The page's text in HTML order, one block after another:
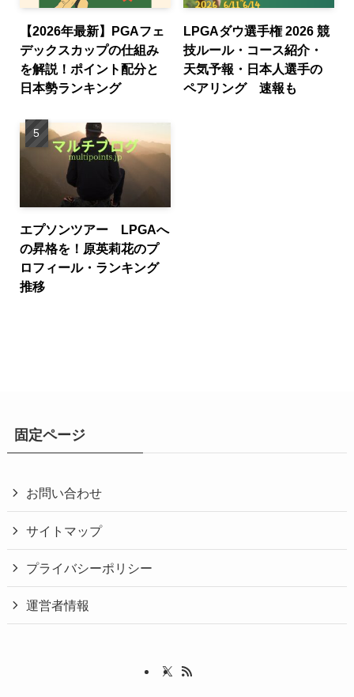
【2026年最新】PGAフェ
デックスカップの仕組み
を解説！ポイント配分と
日本勢ランキング
LPGAダウ選手権 2026 競
技ルール・コース紹介・
天気予報・日本人選手の
ペアリング 速報も
エプソンツアー LPGAへ
の昇格を！原英莉花のプ
ロフィール・ランキング
推移
固定ページ
お問い合わせ
サイトマップ
プライバシーポリシー
運営者情報